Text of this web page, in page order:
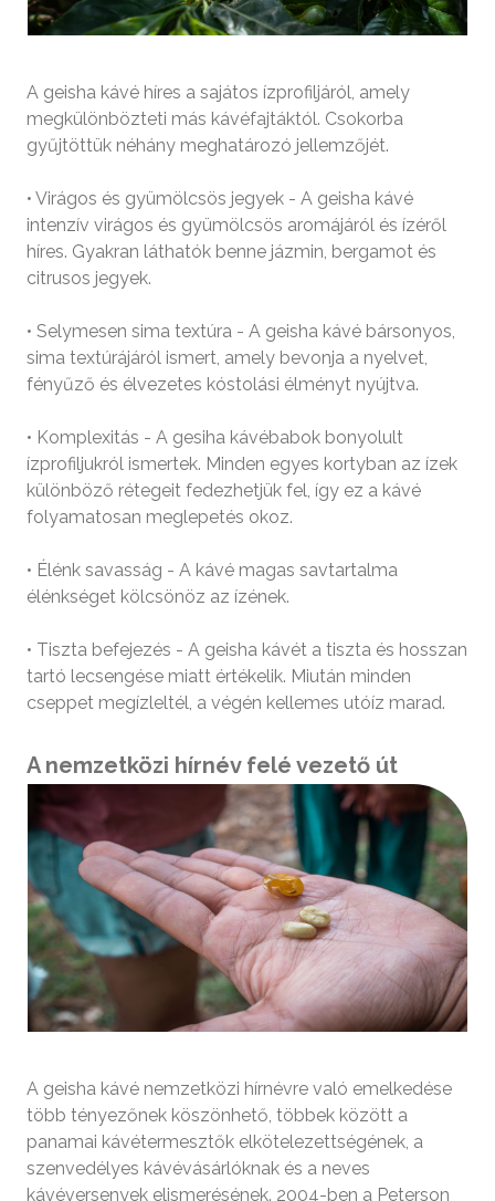
A geisha kávé híres a sajátos ízprofiljáról, amely
megkülönbözteti más kávéfajtáktól. Csokorba
gyűjtöttük néhány meghatározó jellemzőjét.
• Virágos és gyümölcsös jegyek - A geisha kávé
intenzív virágos és gyümölcsös aromájáról és ízéről
híres. Gyakran láthatók benne jázmin, bergamot és
citrusos jegyek.
• Selymesen sima textúra - A geisha kávé bársonyos,
sima textúrájáról ismert, amely bevonja a nyelvet,
fényűző és élvezetes kóstolási élményt nyújtva.
• Komplexitás - A gesiha kávébabok bonyolult
ízprofiljukról ismertek. Minden egyes kortyban az ízek
különböző rétegeit fedezhetjük fel, így ez a kávé
folyamatosan meglepetés okoz.
• Élénk savasság - A kávé magas savtartalma
élénkséget kölcsönöz az ízének.
• Tiszta befejezés - A geisha kávét a tiszta és hosszan
tartó lecsengése miatt értékelik. Miután minden
cseppet megízleltél, a végén kellemes utóíz marad.
A nemzetközi hírnév felé vezető út
A geisha kávé nemzetközi hírnévre való emelkedése
több tényezőnek köszönhető, többek között a
panamai kávétermesztők elkötelezettségének, a
szenvedélyes kávévásárlóknak és a neves
kávéversenyek elismerésének. 2004-ben a Peterson